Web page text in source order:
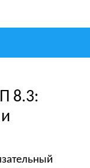
8.3: